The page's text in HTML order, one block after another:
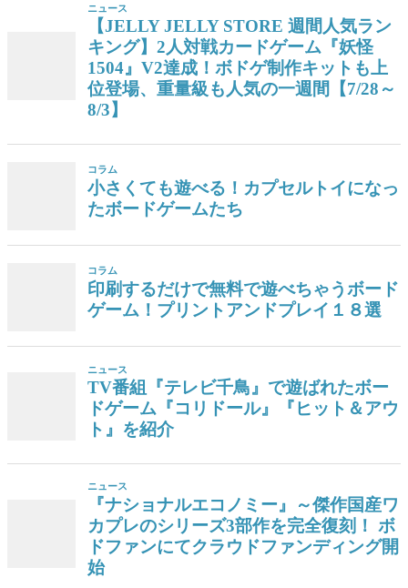
ニュース
【JELLY JELLY STORE 週間人気ラン
キング】2人対戦カードゲーム『妖怪
1504』V2達成！ボドゲ制作キットも上
位登場、重量級も人気の一週間【7/28～
8/3】
コラム
小さくても遊べる！カプセルトイになっ
たボードゲームたち
コラム
印刷するだけで無料で遊べちゃうボード
ゲーム！プリントアンドプレイ１８選
ニュース
TV番組『テレビ千鳥』で遊ばれたボー
ドゲーム『コリドール』『ヒット＆アウ
ト』を紹介
ニュース
『ナショナルエコノミー』～傑作国産ワ
カプレのシリーズ3部作を完全復刻！ ボ
ドファンにてクラウドファンディング開
始